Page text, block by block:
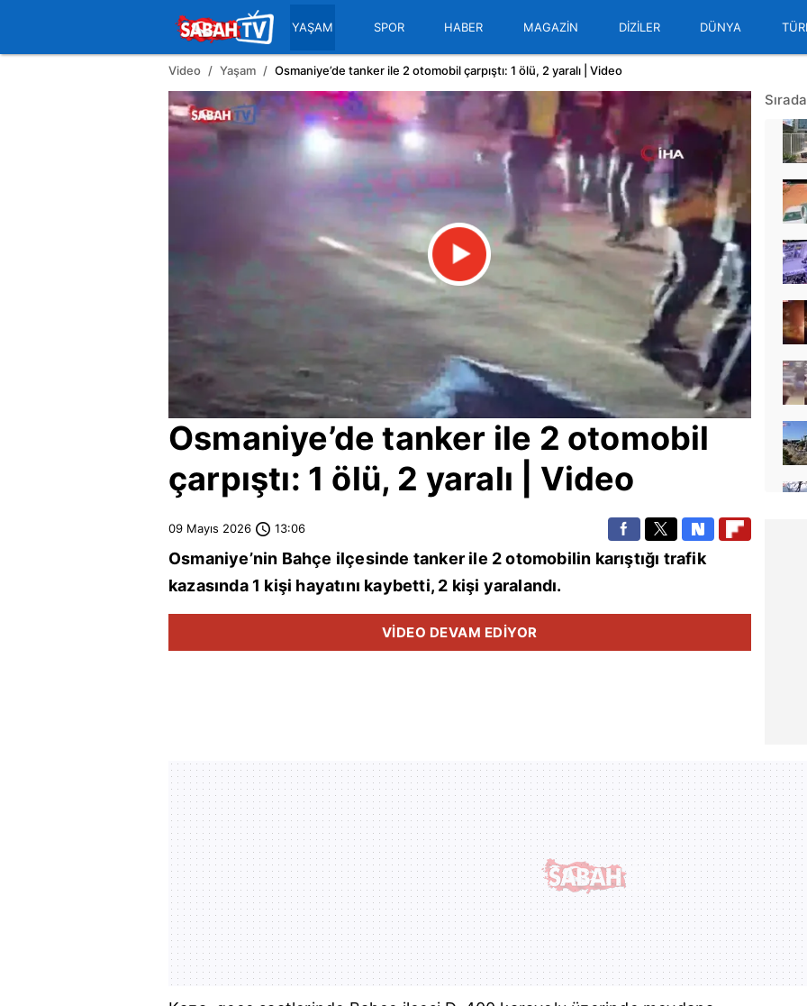
YAŞAM SPOR HABER MAGAZİN DİZİLER DÜNYA
Video Yaşam Osmaniye’de tanker ile 2 otomobil çarpıştı: 1 ölü, 2 yaralı | Video
Osmaniye’de tanker ile 2 otomobil
çarpıştı: 1 ölü, 2 yaralı | Video
09 Mayıs 2026 13:06
Osmaniye’nin Bahçe ilçesinde tanker ile 2 otomobilin karıştığı trafik
kazasında 1 kişi hayatını kaybetti, 2 kişi yaralandı.
VİDEO DEVAM EDİYOR